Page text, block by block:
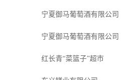
宁夏御马葡萄酒有限公司
宁夏御马葡萄酒有限公司
红长青“菜篮子”超市